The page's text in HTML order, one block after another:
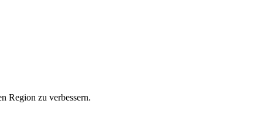
Region zu verbessern.